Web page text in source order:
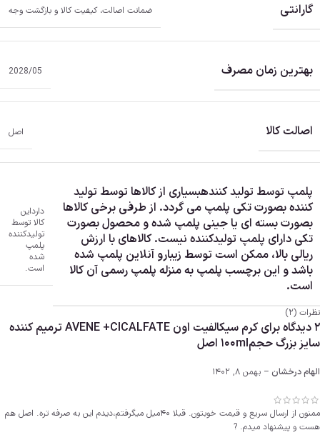
گارانتی ضمانت اصالت، کیفیت کالا و بازگشت وجه
بهترین زمان مصرف 2028/05
اصالت کالا اصل
پلمپ توسط تولید کنندهبسیاری از کالاها توسط تولید
کننده بصورت تکی پلمپ می گردد. از طرفی برخی کالاها
بصورت بسته ای یا جینی پلمپ شده و محصول بصورت
تکی دارای پلمپ تولیدکننده نیست. کالاهای با ارزش
ریالی بالا، ممکن است توسط زیبارو آنلاین پلمپ شده
باشد و این برچسب پلمپ به منزله پلمپ رسمی آن کالا
است.
دارداین
کالا توسط
تولیدکننده
پلمپ
شده
است.
نظرات (2)
2 دیدگاه برای
کرم سیکالفیت اون AVENE +CICALFATE ترمیم کننده
سایز بزرگ حجم100ml اصل
الهام درخشان – بهمن 8, 1402
ممنون از ارسال سریع و قیمت خوبتون. قبلا 40میل میگرفتم،دیدم این به صرفه تره. اصل هم
هست و پیشنهاد میدم. ?